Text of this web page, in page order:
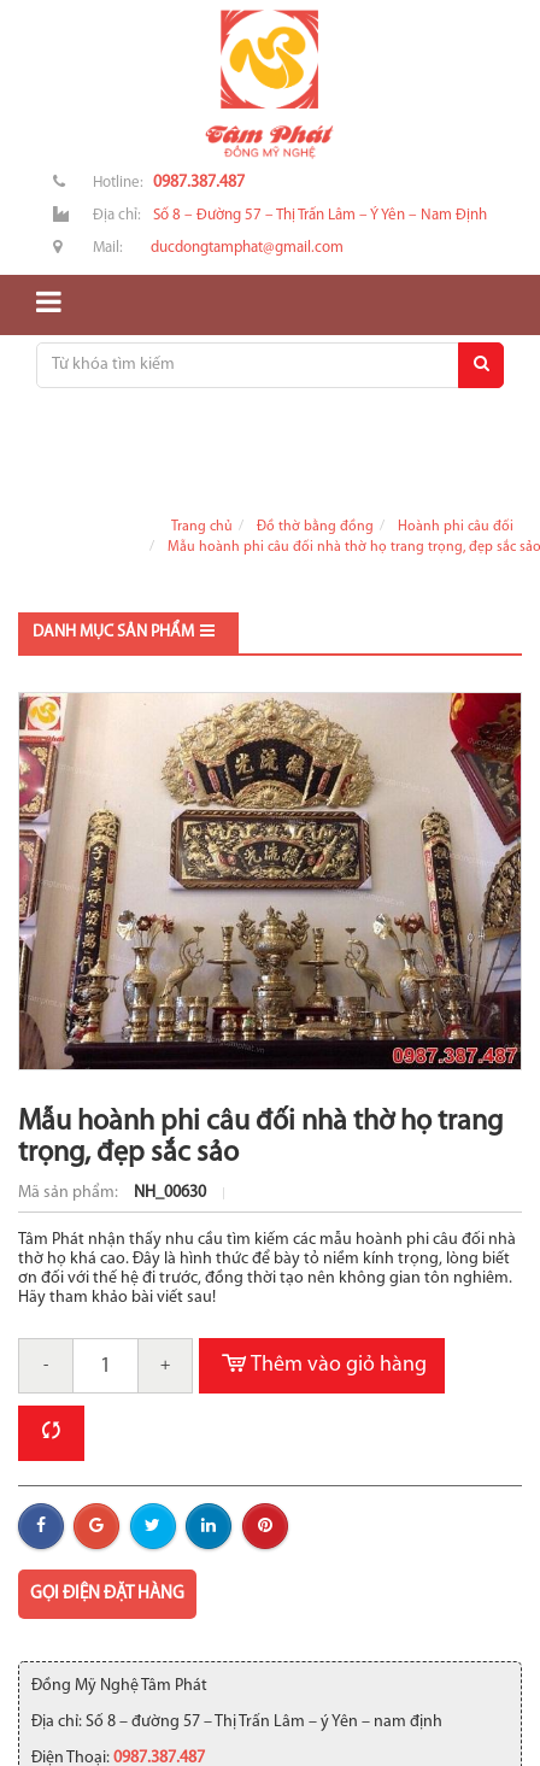
Hotline: 0987.387.487
Địa chỉ: Số 8 – Đường 57 – Thị Trấn Lâm – Ý Yên – Nam Định
Mail: ducdongtamphat@gmail.com
Trang chủ Đồ thờ bằng đồng
Hoành phi câu đối
Mẫu hoành phi câu đối nhà thờ họ trang trọng, đẹp sắc sảo
DANH MỤC SẢN PHẨM
Mẫu hoành phi câu đối nhà thờ họ trang
trọng, đẹp sắc sảo
Mã sản phẩm: NH_00630
Tâm Phát nhận thấy nhu cầu tìm kiếm các mẫu hoành phi câu đối nhà
thờ họ khá cao. Đây là hình thức để bày tỏ niềm kính trọng, lòng biết
ơn đối với thế hệ đi trước, đồng thời tạo nên không gian tôn nghiêm.
Hãy tham khảo bài viết sau!
- + Thêm vào giỏ hàng
GỌI ĐIỆN ĐẶT HÀNG
Đồng Mỹ Nghệ Tâm Phát
Địa chỉ: Số 8 – đường 57 – Thị Trấn Lâm – ý Yên – nam định
Điện Thoại: 0987.387.487